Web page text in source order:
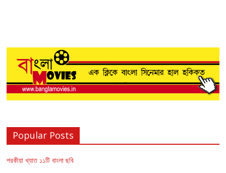
Popular Posts
পরকীয়া খ্যাত ১১টি বাংলা ছবি